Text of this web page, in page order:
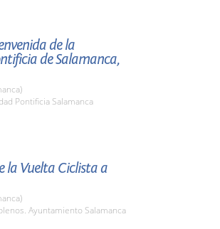
de la
de Salamanca,
Pontificia Salamanca
la Vuelta Ciclista a
Ayuntamiento Salamanca